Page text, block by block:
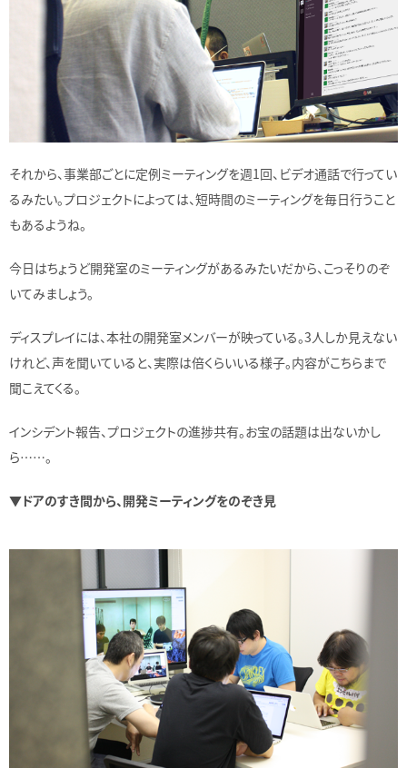
それから、事業部ごとに定例ミーティングを週1回、ビデオ通話で行ってい
るみたい。プロジェクトによっては、短時間のミーティングを毎日行うこと
もあるようね。
今日はちょうど開発室のミーティングがあるみたいだから、こっそりのぞ
いてみましょう。
ディスプレイには、本社の開発室メンバーが映っている。3人しか見えない
けれど、声を聞いていると、実際は倍くらいいる様子。内容がこちらまで
聞こえてくる。
インシデント報告、プロジェクトの進捗共有。お宝の話題は出ないかし
ら……。
▼ドアのすき間から、開発ミーティングをのぞき見